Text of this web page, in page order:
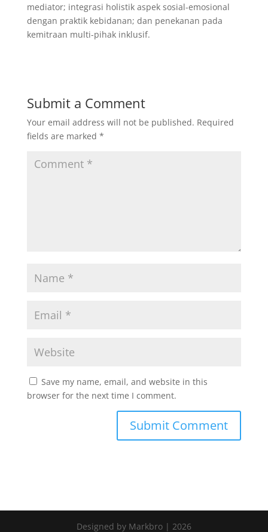
mediator; integrasi holistik aspek sosial-emosional
dengan praktik kebidanan; dan penekanan pada
kemitraan multi-pihak inklusif.
Submit a Comment
Your email address will not be published. Required
fields are marked *
Save my name, email, and website in this
browser for the next time I comment.
Designed by Markbro | 2026